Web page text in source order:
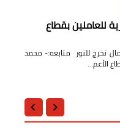
للعاملين بقطاع
تخرج للنور متابعه:- محمد
الأعم…